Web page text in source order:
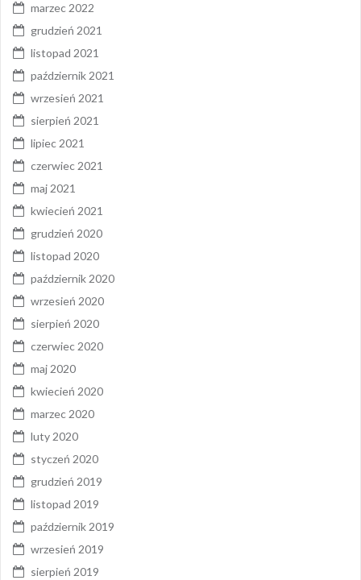
marzec 2022
grudzień 2021
listopad 2021
październik 2021
wrzesień 2021
sierpień 2021
lipiec 2021
czerwiec 2021
maj 2021
kwiecień 2021
grudzień 2020
listopad 2020
październik 2020
wrzesień 2020
sierpień 2020
czerwiec 2020
maj 2020
kwiecień 2020
marzec 2020
luty 2020
styczeń 2020
grudzień 2019
listopad 2019
październik 2019
wrzesień 2019
sierpień 2019